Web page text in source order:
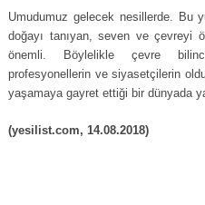
Umudumuz gelecek nesillerde. Bu
doğayı tanıyan, seven ve çevreyi
önemli. Böylelikle çevre
profesyonellerin ve siyasetçilerin
yaşamaya gayret ettiği bir dünyada
(yesilist.com, 14.08.2018)